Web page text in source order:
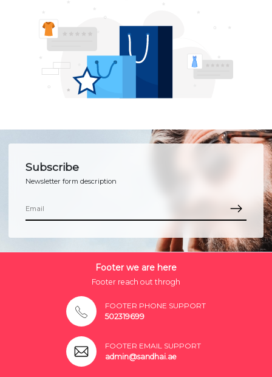
Subscribe
Newsletter form description
Footer we are here
Footer reach out throgh
FOOTER PHONE SUPPORT
502319699
FOOTER EMAIL SUPPORT
admin@sandhai.ae